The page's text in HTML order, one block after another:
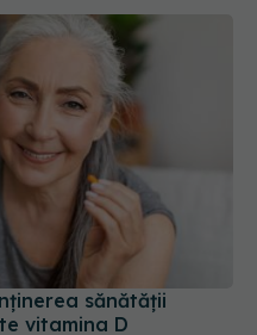
sănătății
vitamina D